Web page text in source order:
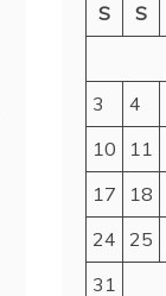
S
S
3
4
10
11
17
18
24
25
31